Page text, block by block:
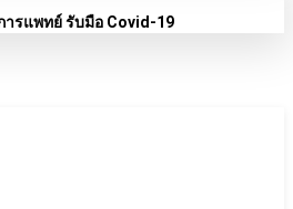
รแพทย์ รับมือ Covid-19